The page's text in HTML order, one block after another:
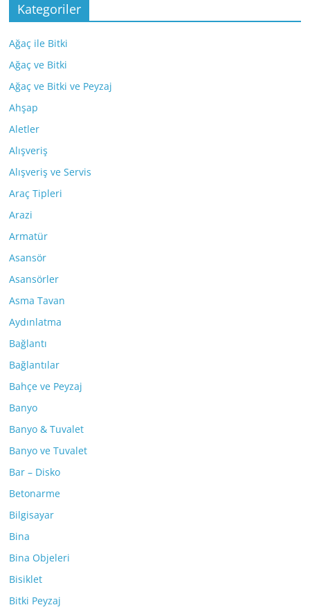
Kategoriler
Ağaç ile Bitki
Ağaç ve Bitki
Ağaç ve Bitki ve Peyzaj
Ahşap
Aletler
Alışveriş
Alışveriş ve Servis
Araç Tipleri
Arazi
Armatür
Asansör
Asansörler
Asma Tavan
Aydınlatma
Bağlantı
Bağlantılar
Bahçe ve Peyzaj
Banyo
Banyo & Tuvalet
Banyo ve Tuvalet
Bar – Disko
Betonarme
Bilgisayar
Bina
Bina Objeleri
Bisiklet
Bitki Peyzaj